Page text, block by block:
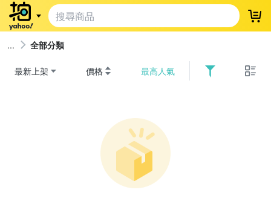
登
全部分類
最新上架 價格 最高人氣